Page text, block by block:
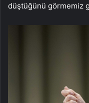
düştüğünü görmemiz